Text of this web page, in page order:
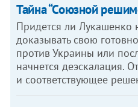
Тайна “Союзной
Придется ли Лукашенко
доказывать свою
против Украины или
начнется деэскалация.
и соответствующее